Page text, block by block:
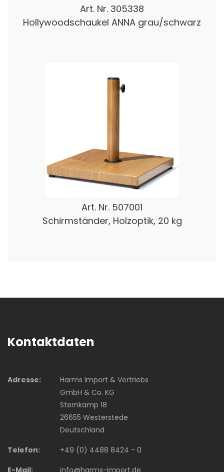
Art. Nr. 305338
Hollywoodschaukel ANNA grau/schwarz
Art. Nr. 507001
Schirmständer, Holzoptik, 20 kg
Kontaktdaten
Adresse:
Harms Import & Vertriebs
GmbH & Co. KG
Sternkamp 18
26655 Westerstede
Deutschland
Telefon:
+49 (0) 4488 8424 - 0